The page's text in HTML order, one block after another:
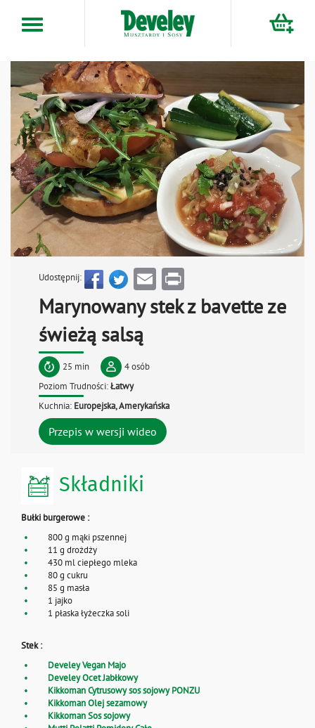
Udostępnij: Email
Marynowany stek z bavette ze
świeżą salsą
25 min
4 osób
Poziom Trudności:Łatwy
Kuchnia: Europejska Amerykańska
Przepis w wersji wideo
Składniki
Bułki burgerowe :
800 g mąki pszennej
11 g drożdży
430 ml ciepłego mleka
80 g cukru
85 g masła
1 jajko
1 płaska łyżeczka soli
Stek :
Develey Vegan Majo
Develey Ocet Jabłkowy
Kikkoman Cytrusowy sos sojowy PONZU
Kikkoman Olej sezamowy
Kikkoman Sos sojowy